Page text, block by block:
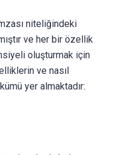
niteliğindeki
ve her bir özellik
oluşturmak için
ve nasıl
yer almaktadır: